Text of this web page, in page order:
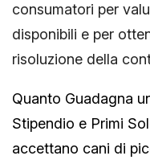
consumatori per
disponibili e per
risoluzione della
Quanto Guadagna
Stipendio e Primi
accettano cani di